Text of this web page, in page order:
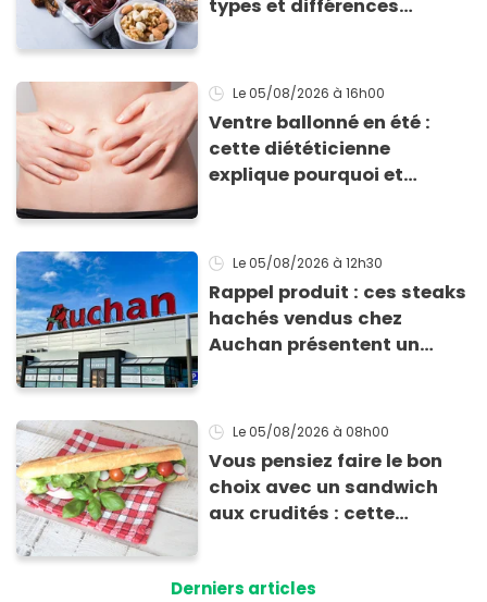
types et différences
Le 05/08/2026 à 16h00
Ventre ballonné en été :
cette diététicienne
explique pourquoi et
Le 05/08/2026 à 12h30
Rappel produit : ces steaks
hachés vendus chez
Auchan présentent un
Le 05/08/2026 à 08h00
Vous pensiez faire le bon
choix avec un sandwich
aux crudités : cette
Derniers articles